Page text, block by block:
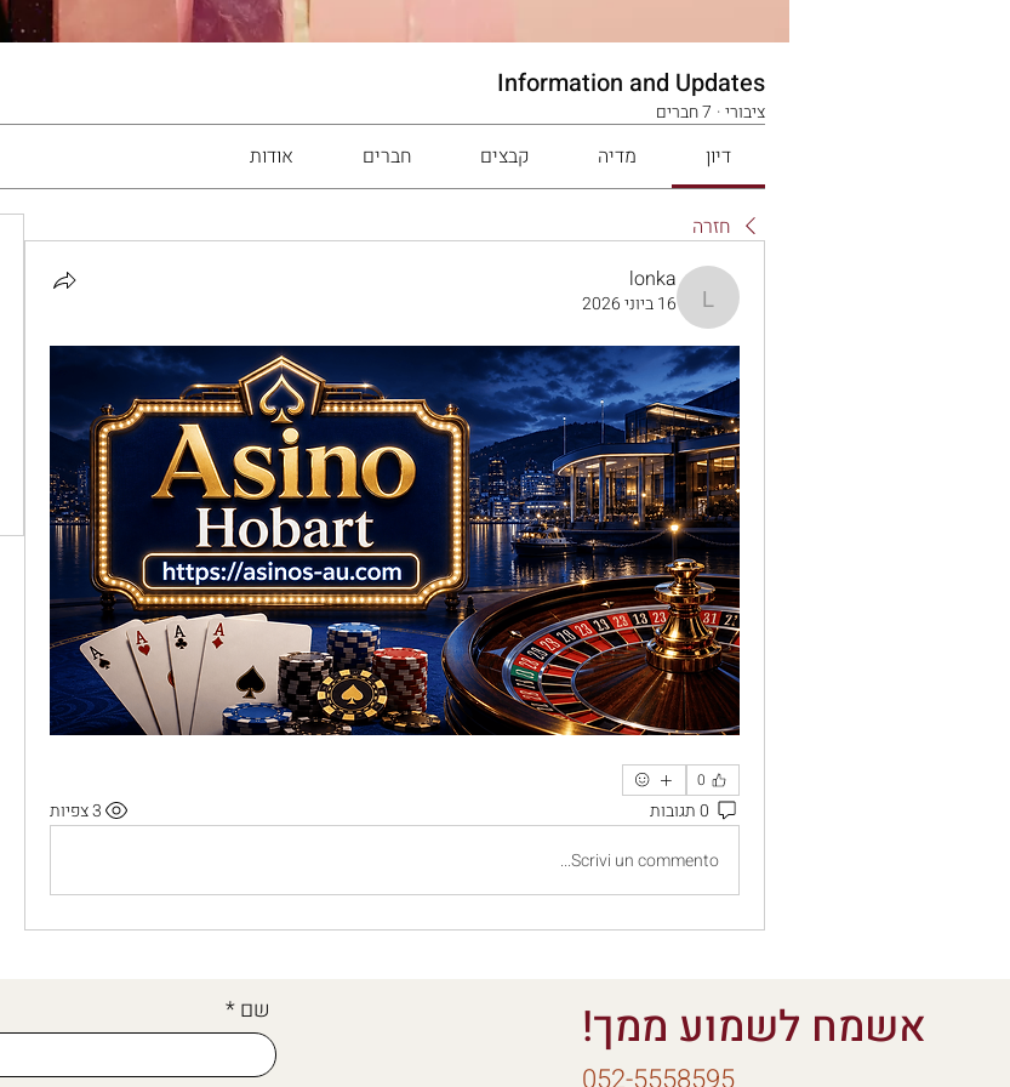
Information and Updates
ציבורי· 7 חברים
דיון מדיה קבצים חברים אודות
חזרה
lonka
lonka
16 ביוני 2026
0
0 תגובות
3 צפיות
Scrivi un commento...
שם אשמח לשמוע ממך!